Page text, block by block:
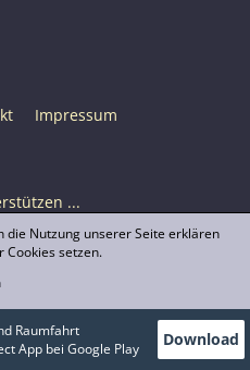
Impressum
...
2026, lizenziert unter CC BY-SA,
nicht anders angegeben
Raumfahrt
App bei Google Play
Download
die Nutzung unserer Seite erklären
Cookies setzen.